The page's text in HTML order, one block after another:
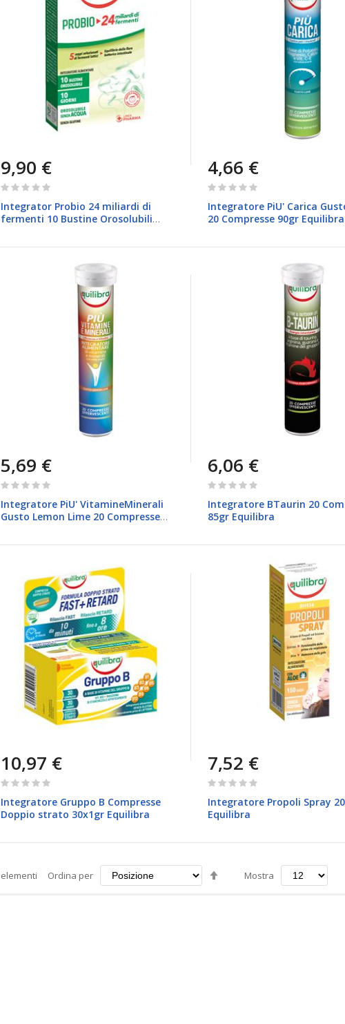
9,90 €
Rating:
Integrator Probio 24 miliardi di
fermenti 10 Bustine Orosolubili
4,66 €
Rating:
Integratore PiU' Carica
20 Compresse 90gr Equilibra
5,69 €
Rating:
Integratore PiU' VitamineMinerali
Gusto Lemon Lime 20 Compresse
6,06 €
Rating:
Integratore BTaurin 20
85gr Equilibra
10,97 €
Rating:
Integratore Gruppo B Compresse
Doppio strato 30x1gr Equilibra
7,52 €
Rating:
Integratore Propoli Spray
Equilibra
elementi Ordina per
ImpostaMostra